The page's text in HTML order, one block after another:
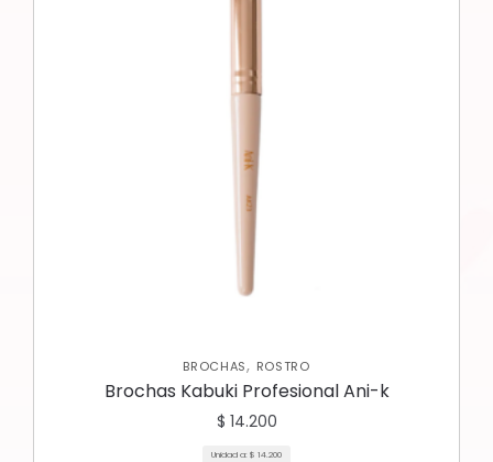
BROCHAS, ROSTRO
Brochas Kabuki Profesional Ani-k
$ 14.200
Unidad a: $ 14.200